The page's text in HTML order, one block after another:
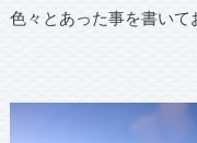
色々とあった事を書いて